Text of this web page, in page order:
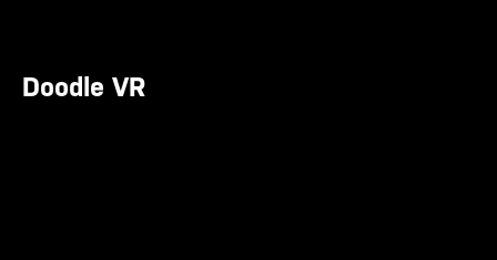
Doodle VR